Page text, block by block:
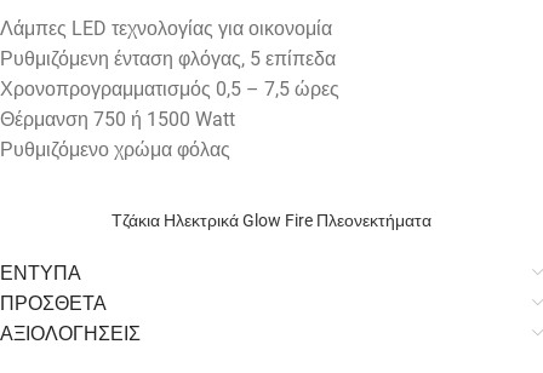
Λάμπες LED τεχνολογίας για οικονομία
Ρυθμιζόμενη ένταση φλόγας, 5 επίπεδα
Χρονοπρογραμματισμός 0,5 – 7,5 ώρες
Θέρμανση 750 ή 1500 Watt
Ρυθμιζόμενο χρώμα φόλας
Τζάκια Ηλεκτρικά Glow Fire Πλεονεκτήματα
ΕΝΤΥΠΑ
ΠΡΟΣΘΕΤΑ
ΑΞΙΟΛΟΓΗΣΕΙΣ